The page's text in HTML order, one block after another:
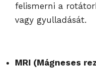
felismerni a
vagy gyulladását.
MRI (Mágneses